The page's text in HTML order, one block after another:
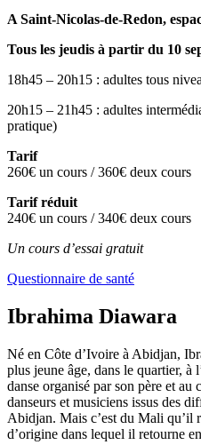
A Saint-Nicolas-de-Redon,
Tous les jeudis à partir du 10
18h45 – 20h15 : adultes tous
20h15 – 21h45 : adultes
pratique)
Tarif
260€ un cours / 360€ deux cours
Tarif réduit
240€ un cours / 340€ deux cours
Un cours d’essai gratuit
Questionnaire de santé
Ibrahima Diawara
Né en Côte d’Ivoire à Abidjan,
plus jeune âge, dans le quartier, à
danse organisé par son père et au
danseurs et musiciens issus des
Abidjan. Mais c’est du Mali qu’il
d’origine dans lequel il retourne